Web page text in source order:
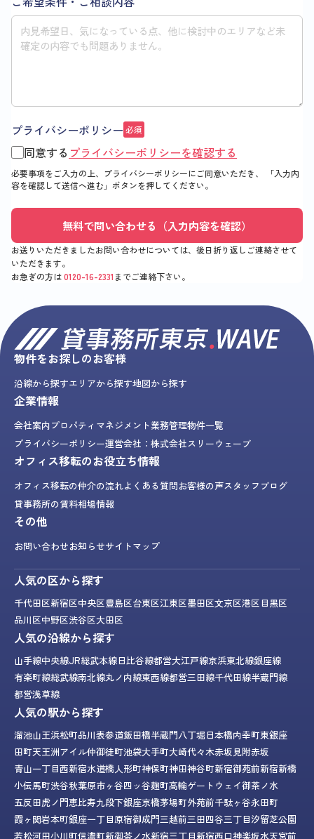
プライバシーポリシー 必須
同意する プライバシーポリシーを確認する
必要事項をご入力の上、プライバシーポリシーにご同意いただき、
「入力内
容を確認して送信へ進む」 ボタンを押してください。
無料で問い合わせる（入力内容を確認）
お送りいただきましたお問い合わせについては、後日折り返しご連絡させて
いただきます。
お急ぎの方は0120-16-2331 までご連絡下さい。
物件をお探しのお客様
沿線から探すエリアから探す地図から探す
企業情報
会社案内プロパティマネジメント業務管理物件一覧
プライバシーポリシー運営会社：株式会社スリーウェーブ
オフィス移転のお役立ち情報
オフィス移転の仲介の流れよくある質問お客様の声スタッフブログ
貸事務所の賃料相場情報
その他
お問い合わせお知らせサイトマップ
人気の区から探す
千代田区新宿区中央区豊島区台東区江東区墨田区文京区港区目黒区
品川区中野区渋谷区大田区
人気の沿線から探す
山手線中央線JR総武本線日比谷線都営大江戸線京浜東北線銀座線
有楽町線総武線南北線丸ノ内線東西線都営三田線千代田線半蔵門線
都営浅草線
人気の駅から探す
溜池山王浜松町品川表参道飯田橋半蔵門八丁堀日本橋内幸町東銀座
田町天王洲アイル仲御徒町池袋大手町大崎代々木赤坂見附赤坂
青山一丁目西新宿水道橋人形町神保町神田神谷町新宿御苑前新宿新橋
小伝馬町渋谷秋葉原市ヶ谷四ッ谷麹町高輪ゲートウェイ御茶ノ水
五反田虎ノ門恵比寿九段下銀座京橋茅場町外苑前千駄ヶ谷永田町
霞ヶ関岩本町銀座一丁目原宿御成門三越前三田四谷三丁目汐留芝公園
若松河田小川町信濃町新御茶ノ水新宿三丁目新宿西口神楽坂水天宮前